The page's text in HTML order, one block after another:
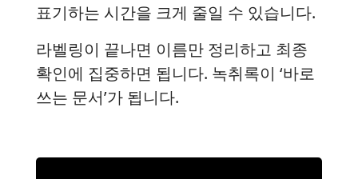
표기하는 시간을 크게 줄일 수 있습니다.
라벨링이 끝나면 이름만 정리하고 최종
확인에 집중하면 됩니다. 녹취록이 ‘바로
쓰는 문서’가 됩니다.